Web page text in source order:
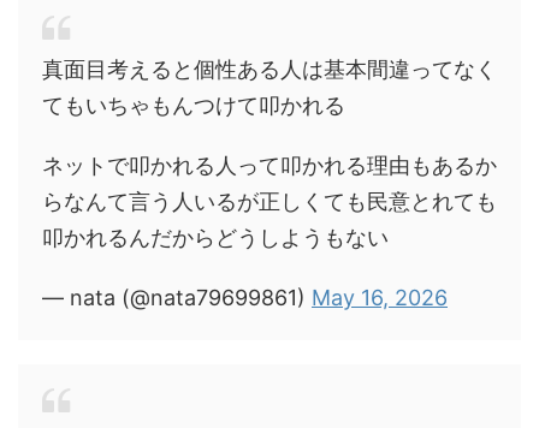
真面目考えると個性ある人は基本間違ってなく
てもいちゃもんつけて叩かれる
ネットで叩かれる人って叩かれる理由もあるか
らなんて言う人いるが正しくても民意とれても
叩かれるんだからどうしようもない
— nata (@nata79699861) May 16, 2026